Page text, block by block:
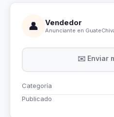
👤 Vendedor
Anunciante en
✉️ Enviar
Categoría
Publicado